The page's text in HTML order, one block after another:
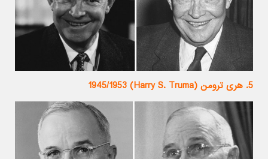
5. هری ترومن (Harry S. Truma) 1945/1953